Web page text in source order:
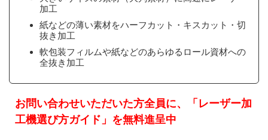
加工
紙などの薄い素材をハーフカット・キスカット・切
抜き加工
軟包装フィルムや紙などのあらゆるロール資材への
全抜き加工
お問い合わせいただいた方全員に、「レーザー加
工機選び方ガイド」を無料進呈中